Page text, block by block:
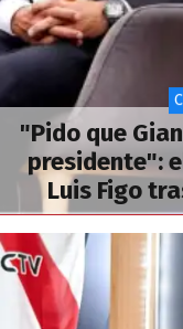
"Pido que
presidente":
Luis Figo